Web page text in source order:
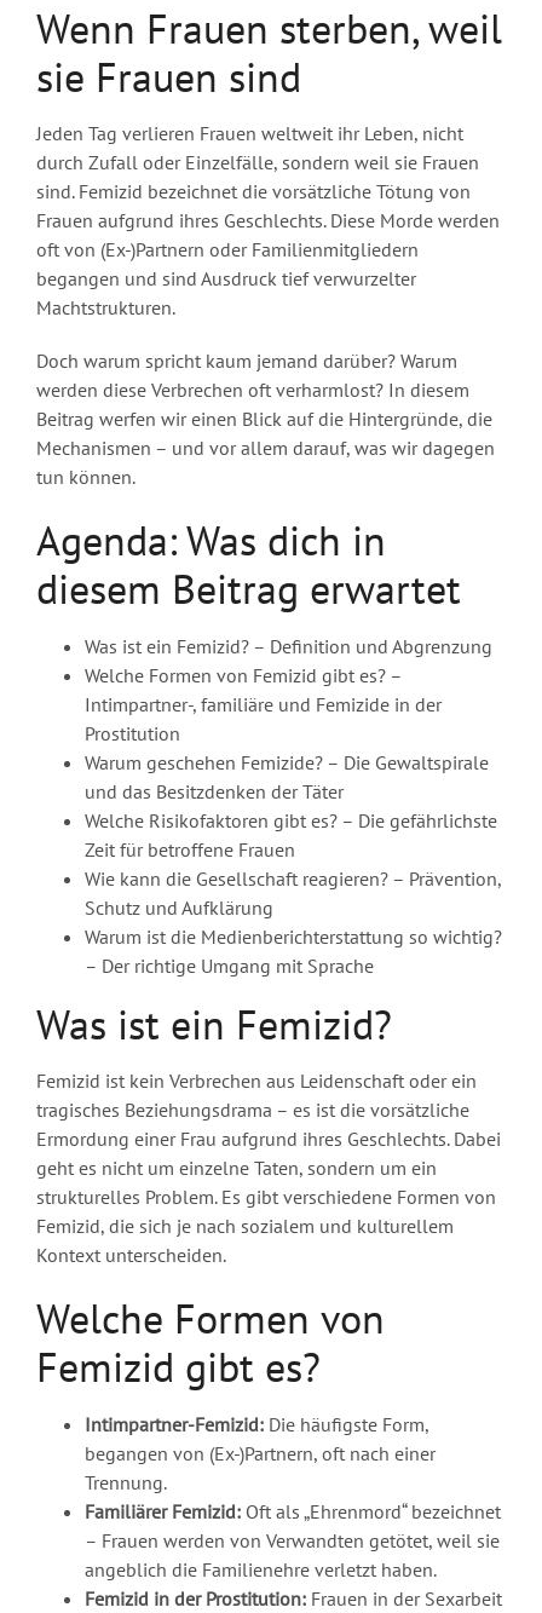
Wenn Frauen sterben, weil
sie Frauen sind
Jeden Tag verlieren Frauen weltweit ihr Leben, nicht
durch Zufall oder Einzelfälle, sondern weil sie Frauen
sind. Femizid bezeichnet die vorsätzliche Tötung von
Frauen aufgrund ihres Geschlechts. Diese Morde werden
oft von (Ex-)Partnern oder Familienmitgliedern
begangen und sind Ausdruck tief verwurzelter
Machtstrukturen.
Doch warum spricht kaum jemand darüber? Warum
werden diese Verbrechen oft verharmlost? In diesem
Beitrag werfen wir einen Blick auf die Hintergründe, die
Mechanismen – und vor allem darauf, was wir dagegen
tun können.
Agenda: Was dich in
diesem Beitrag erwartet
Was ist ein Femizid? – Definition und Abgrenzung
Welche Formen von Femizid gibt es? –
Intimpartner-, familiäre und Femizide in der
Prostitution
Warum geschehen Femizide? – Die Gewaltspirale
und das Besitzdenken der Täter
Welche Risikofaktoren gibt es? – Die gefährlichste
Zeit für betroffene Frauen
Wie kann die Gesellschaft reagieren? – Prävention,
Schutz und Aufklärung
Warum ist die Medienberichterstattung so wichtig?
– Der richtige Umgang mit Sprache
Was ist ein Femizid?
Femizid ist kein Verbrechen aus Leidenschaft oder ein
tragisches Beziehungsdrama – es ist die vorsätzliche
Ermordung einer Frau aufgrund ihres Geschlechts. Dabei
geht es nicht um einzelne Taten, sondern um ein
strukturelles Problem. Es gibt verschiedene Formen von
Femizid, die sich je nach sozialem und kulturellem
Kontext unterscheiden.
Welche Formen von
Femizid gibt es?
Intimpartner-Femizid:Die häufigste Form,
begangen von (Ex-)Partnern, oft nach einer
Trennung.
Familiärer Femizid:Oft als „Ehrenmord“ bezeichnet
– Frauen werden von Verwandten getötet, weil sie
angeblich die Familienehre verletzt haben.
Femizid in der Prostitution:Frauen in der Sexarbeit